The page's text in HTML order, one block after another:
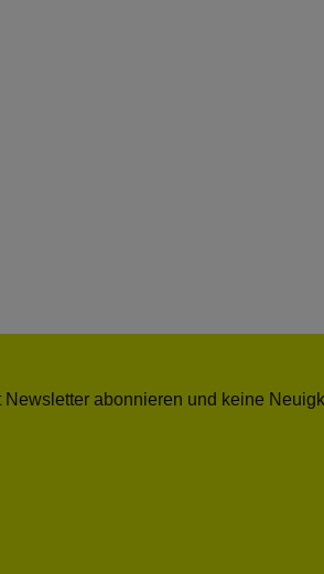
Newsletter abonnieren und keine